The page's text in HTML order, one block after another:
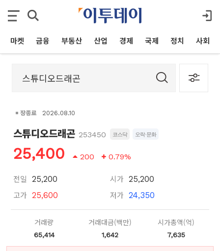
마켓 금융 부동산 산업 경제 국제 정치 사회
장종료 2026.08.10
스튜디오드래곤 253450 코스닥 오락·문화
25,400 200 0.79%
전일 25,200
고가 25,600
시가 25,200
저가 24,350
거래량
65,414
거래대금(백만)
1,642
시가총액(억)
7,635